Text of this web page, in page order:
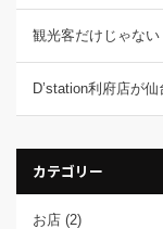
観光客だけじゃな
D’station利府店が
カテゴリー
お店 (2)